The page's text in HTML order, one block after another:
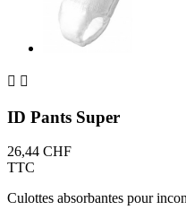
 
ID Pants Super
26,44 CHF
TTC
Culottes absorbantes pour